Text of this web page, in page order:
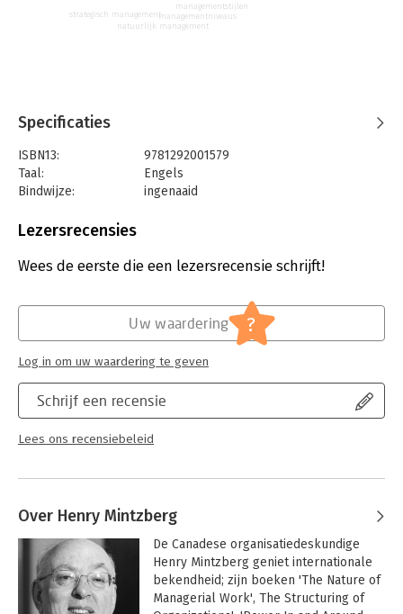
managementstijlen
managementniveaus
natuurlijk management
strategisch management
Specificaties
ISBN13:
9781292001579
Taal:
Engels
Bindwijze:
ingenaaid
Uitgever:
Verschijningsdatum:
1-8-2013
Algemeen management
Lezersrecensies
Wees de eerste die een lezersrecensie schrijft!
Schrijf een recensie
Lees ons recensiebeleid
Uw waardering ?
Log in om uw waardering te geven
Over Henry Mintzberg
De Canadese organisatiedeskundige
Henry Mintzberg geniet internationale
bekendheid; zijn boeken 'The Nature of
Managerial Work', The Structuring of